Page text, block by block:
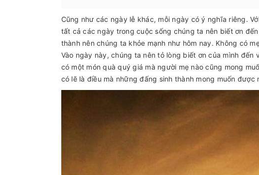
Cũng như các ngày lễ khác, mỗi ngày có ý nghĩa riêng.
tất cả các ngày trong cuộc sống chúng ta nên biết ơn
thành nên chúng ta khỏe mạnh như hôm nay. Không có
Vào ngày này, chúng ta nên tỏ lòng biết ơn của mình
có một món quà quý giá mà người mẹ nào cũng mong
có lẽ là điều mà những đấng sinh thành mong muốn được